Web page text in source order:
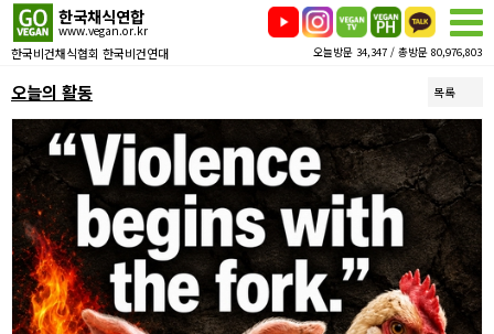
한국채식연합
www.vegan.or.kr
한국비건채식협회 한국비건연대 오늘방문 34,347 / 총방문 80,976,803
오늘의 활동 목록